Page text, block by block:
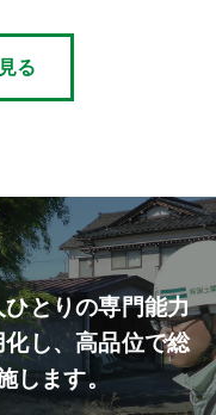
る
ひとりの専門能力
し、高品位で総
します。